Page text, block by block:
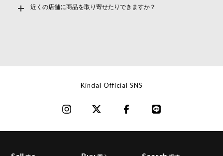
近くの店舗に商品を取り寄せたりできますか？
Kindal Official SNS